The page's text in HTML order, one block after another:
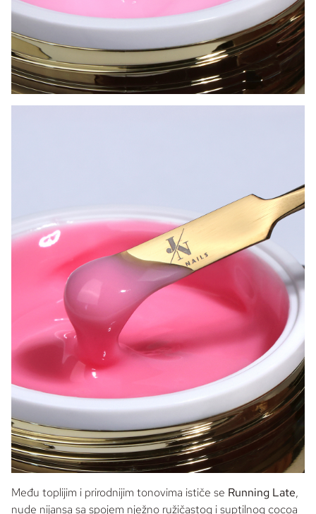
Među toplijim i prirodnijim tonovima ističe se Running Late,
nude nijansa sa spojem nježno ružičastog i suptilnog cocoa